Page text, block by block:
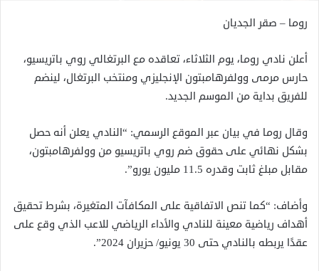
روما – صقر الجديان
أعلن نادي روما، يوم الثلاثاء، تعاقده مع البرتغالي روي باتريسيو،
حارس مرمى وولفرهامبتون الإنجليزي ومنتخب البرتغال، لينضم
للفريق بداية من الموسم الجديد.
وقال روما في بيان عبر الموقع الرسمي: “النادي يعلن أنه حصل
بشكل نهائي على حقوق ضم روي باتريسيو من وولفرهامبتون،
مقابل مبلغ ثابت وقدره 11.5 مليون يورو”.
وأضاف: “كما تنص الاتفاقية على المكافآت المتغيرة، بشرط تحقيق
أهداف رياضية معينة للنادي والأداء الرياضي للاعب الذي وقع على
عقدًا يربطه بالنادي حتى 30 يونيو/ حزيران 2024”.